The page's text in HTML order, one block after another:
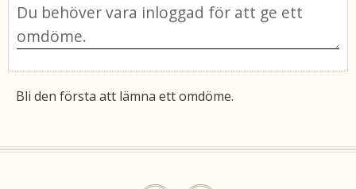
Bli den första att lämna ett omdöme.